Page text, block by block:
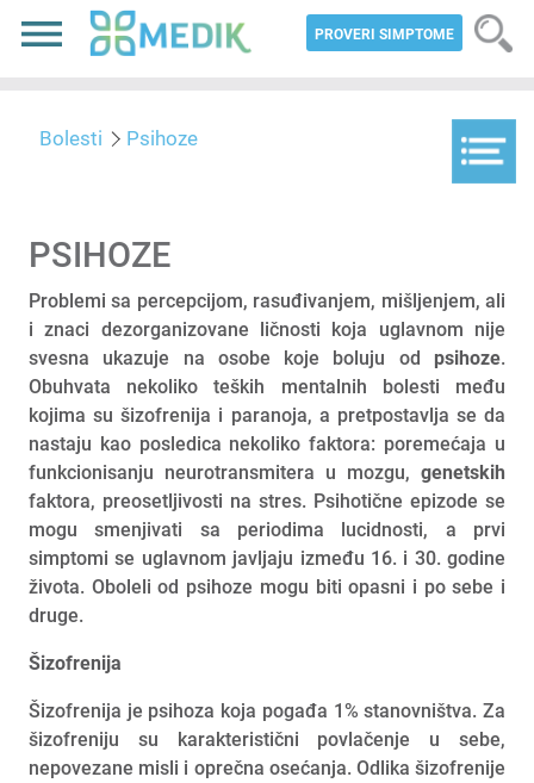
PROVERI SIMPTOME
Bolesti Psihoze
PSIHOZE
Problemi sa percepcijom, rasuđivanjem, mišljenjem, ali
i znaci dezorganizovane ličnosti koja uglavnom nije
svesna ukazuje na osobe koje boluju od psihoze.
Obuhvata nekoliko teških mentalnih bolesti među
kojima su šizofrenija i paranoja, a pretpostavlja se da
nastaju kao posledica nekoliko faktora: poremećaja u
funkcionisanju neurotransmitera u mozgu,genetskih
faktora, preosetljivosti na stres. Psihotične epizode se
mogu smenjivati sa periodima lucidnosti, a prvi
simptomi se uglavnom javljaju između 16. i 30. godine
života. Oboleli od psihoze mogu biti opasni i po sebe i
druge.
Šizofrenija
Šizofrenija je psihoza koja pogađa 1% stanovništva. Za
šizofreniju su karakteristični povlačenje u sebe,
nepovezane misli i oprečna osećanja. Odlika šizofrenije